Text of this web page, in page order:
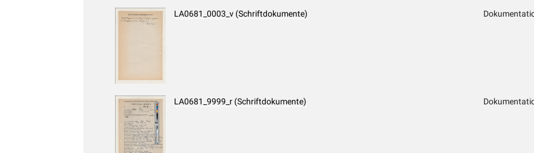
LA0681_0003_v (Schriftdokumente)
LA0681_9999_r (Schriftdokumente)